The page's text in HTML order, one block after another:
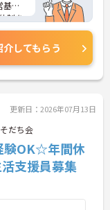
基盤
制を
評価
み
日固
ンで
や煩
もあ
ャ
環境
抑
介してもらう
更新日：2026年07月13日
だち会
験OK☆年間休
支援員募集